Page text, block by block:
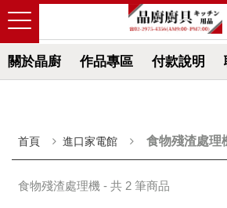
關於晶廚 作品專區 付款說明
首頁 進口家電館 食物殘渣處理
食物殘渣處理機 - 共 2 筆商品